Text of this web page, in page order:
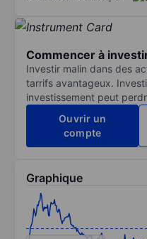
Commencer à
Investir malin dans des
tarrifs avantageux.
investissement peut
Ouvrir un
compte
Graphique
Chart
Line chart with 290